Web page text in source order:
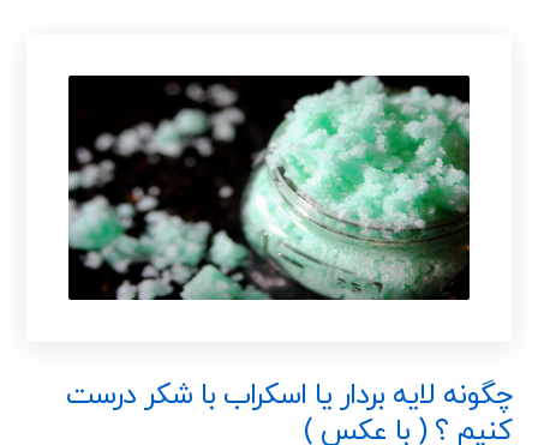
چگونه لایه بردار یا اسکراب با شکر درست
کنیم ؟ ( با عکس )